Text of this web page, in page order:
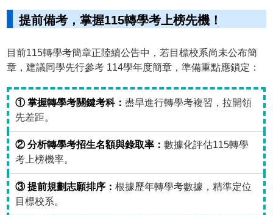
提前備考，掌握115轉學考上榜先機！
目前115轉學考簡章正陸續公告中，若目標校系尚未公布簡
章，建議同學先行參考 114學年度簡章，準備重點應鎖定：
① 掌握轉學考關鍵考科：盡早進行轉學考複習，拉開領
先差距。
② 分析轉學考招生名額與錄取率：數據化評估115轉學
考上榜機率。
③ 提前規劃志願排序：根據歷年轉學考數據，精準定位
目標校系。